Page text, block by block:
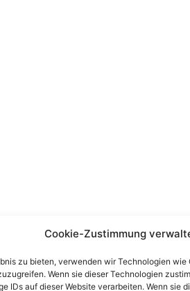
Cookie-Zustimmung
zu bieten, verwenden wir Technologien
Wenn sie dieser Technologien
IDs auf dieser Website verarbeiten. Wenn sie